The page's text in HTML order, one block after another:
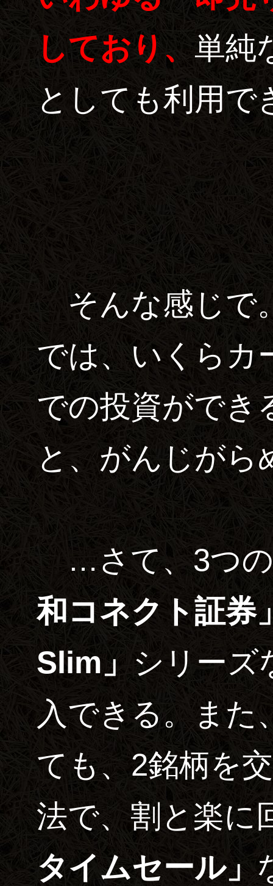
しており、単純
としても利用で
そんな感じで
では、いくらカ
での投資ができ
と、がんじがら
…さて、3つの
和コネクト証券
Slim」 シリーズ
入できる。また
ても、2銘柄を
法で、割と楽に
タイムセール」